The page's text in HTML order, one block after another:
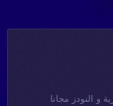
و النودز مجانا